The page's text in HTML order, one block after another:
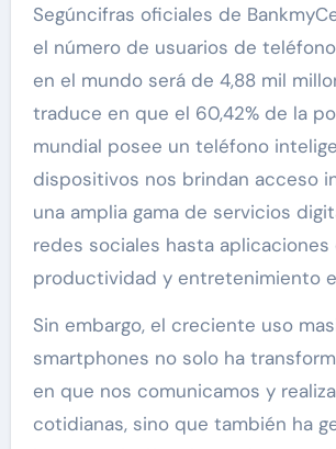
Segúncifras oficiales de
el número de usuarios de
en el mundo será de 4,88 mil
traduce en que el 60,42% de la
mundial posee un teléfono
dispositivos nos brindan acceso
una amplia gama de servicios
redes sociales hasta aplicaciones
productividad y entretenimiento
Sin embargo, el creciente uso
smartphones no solo ha
en que nos comunicamos y
cotidianas, sino que también ha